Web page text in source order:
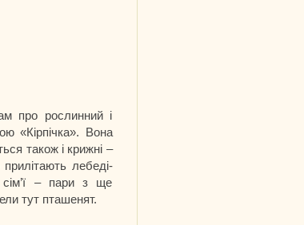
про рослинний і
«Кірпічка». Вона
також і крижні –
лебеді-
– пари з ще
тут пташенят.